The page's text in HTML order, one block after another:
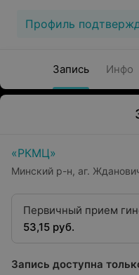
Профиль
Запись Инфо
«РКМЦ»
Минский р-н, аг.
Первичный прием
категории
53,15 руб.
Запись доступна